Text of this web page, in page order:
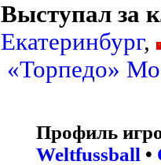
Выступал за
Екатеринбург,
«Торпедо»
Профиль
Weltfussball •